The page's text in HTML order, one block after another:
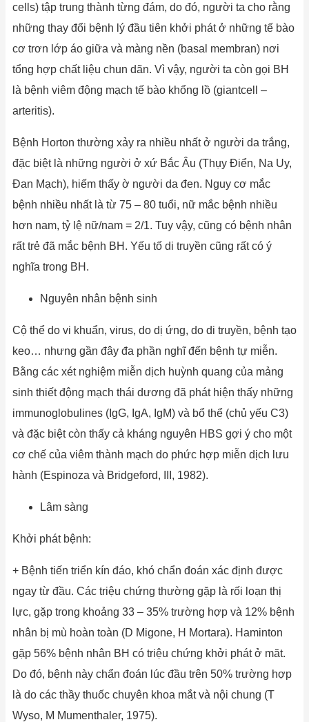
cells) tập trung thành từng đám, do đó, người ta cho rằng
những thay đổi bệnh lý đầu tiên khởi phát ở những tế bào
cơ trơn lớp áo giữa và màng nền (basal membran) nơi
tổng hợp chất liệu chun dãn. Vì vậy, người ta còn gọi BH
là bệnh viêm động mạch tế bào khổng lồ (giantcell –
arteritis).
Bệnh Horton thường xảy ra nhiều nhất ở người da trắng,
đặc biệt là những người ở xứ Bắc Âu (Thụy Điển, Na Uy,
Đan Mạch), hiếm thấy ờ người da đen. Nguy cơ mắc
bệnh nhiều nhất là từ 75 – 80 tuổi, nữ mắc bệnh nhiều
hơn nam, tỷ lệ nữ/nam = 2/1. Tuy vậy, cũng có bệnh nhân
rất trẻ đã mắc bệnh BH. Yếu tố di truyền cũng rất có ý
nghĩa trong BH.
Nguyên nhân bệnh sinh
Cộ thể do vi khuẩn, virus, do dị ứng, do di truyền, bệnh tạo
keo… nhưng gần đây đa phần nghĩ đến bệnh tự miễn.
Bằng các xét nghiệm miễn dịch huỳnh quang của mảng
sinh thiết động mạch thái dương đã phát hiện thấy những
immunoglobulines (IgG, IgA, IgM) và bổ thể (chủ yếu C3)
và đặc biệt còn thấy cả kháng nguyên HBS gợi ý cho một
cơ chế của viêm thành mạch do phức hợp miễn dịch lưu
hành (Espinoza và Bridgeford, III, 1982).
Lâm sàng
Khởi phát bệnh:
+ Bệnh tiến triển kín đáo, khó chẩn đoán xác định được
ngay từ đầu. Các triệu chứng thường gặp là rối loạn thị
lực, gặp trong khoảng 33 – 35% trường hợp và 12% bệnh
nhân bị mù hoàn toàn (D Migone, H Mortara). Haminton
gặp 56% bệnh nhân BH có triệu chứng khởi phát ở măt.
Do đó, bệnh này chẩn đoán lúc đầu trên 50% trường hợp
là do các thầy thuốc chuyên khoa mắt và nội chung (T
Wyso, M Mumenthaler, 1975).